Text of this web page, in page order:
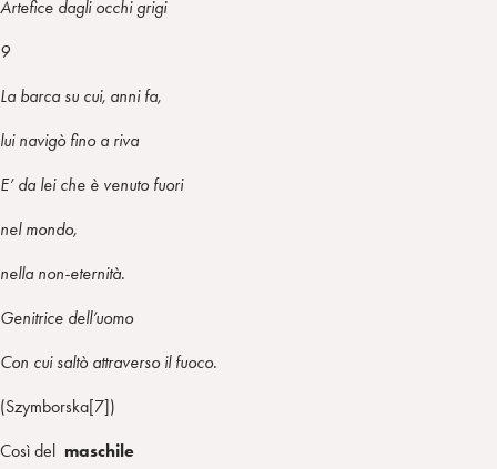
Artefice dagli occhi grigi
9
La barca su cui, anni fa,
lui navigò fino a riva
E’ da lei che è venuto fuori
nel mondo,
nella non-eternità.
Genitrice dell’uomo
Con cui saltò attraverso il fuoco.
(Szymborska[7])
Così del maschile